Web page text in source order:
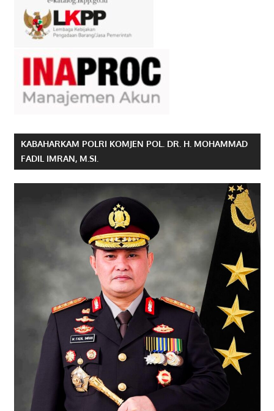
KABAHARKAM POLRI KOMJEN POL. DR. H. MOHAMMAD
FADIL IMRAN, M.SI.